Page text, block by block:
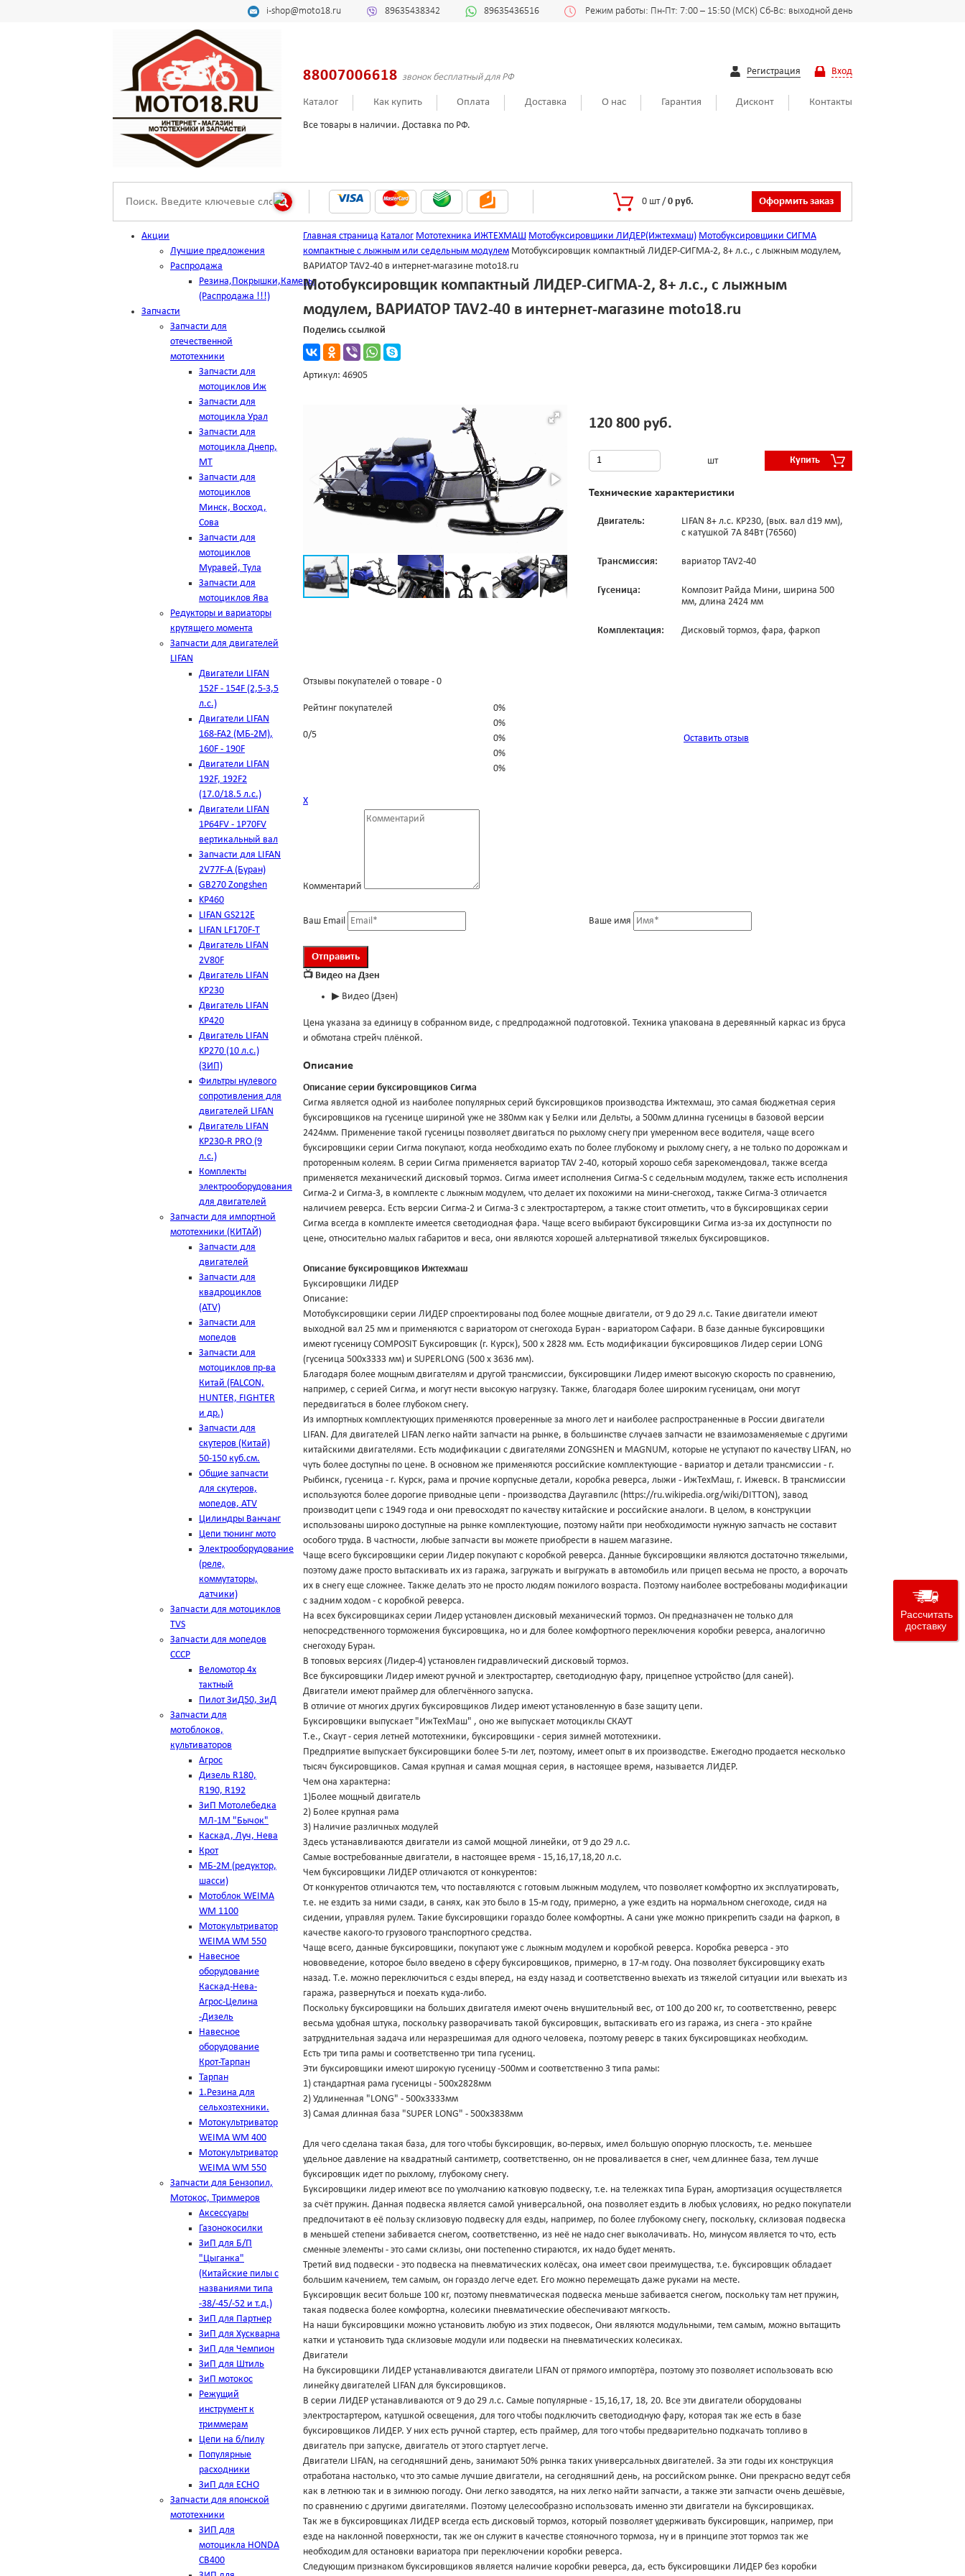
i-shop@moto18.ru 89635438342 89635436516 Режим работы: Пн-Пт: 7:00 – 15:50 (МСК) Сб-Вс: выходной день
88007006618 звонок бесплатный для РФ
Регистрация Вход
Каталог Как купить Оплата Доставка О нас Гарантия Дисконт Контакты
Все товары в наличии. Доставка по РФ.
0 шт / 0 руб. Оформить заказ
Акции
Лучшие предложения
Распродажа
Резина,Покрышки,Камеры
(Распродажа !!!)
Запчасти
Запчасти для
отечественной
мототехники
Запчасти для
мотоциклов Иж
Запчасти для
мотоцикла Урал
Запчасти для
мотоцикла Днепр,
МТ
Запчасти для
мотоциклов
Минск, Восход,
Сова
Запчасти для
мотоциклов
Муравей, Тула
Запчасти для
мотоциклов Ява
Редукторы и вариаторы
крутящего момента
Запчасти для двигателей
LIFAN
Двигатели LIFAN
152F - 154F (2,5-3,5
л.с.)
Двигатели LIFAN
168-FA2 (МБ-2М),
160F - 190F
Двигатели LIFAN
192F, 192F2
(17.0/18.5 л.с.)
Двигатели LIFAN
1Р64FV - 1Р70FV
вертикальный вал
Запчасти для LIFAN
2V77F-A (Буран)
GB270 Zongshen
KP460
LIFAN GS212E
LIFAN LF170F-T
Двигатель LIFAN
2V80F
Двигатель LIFAN
KP230
Двигатель LIFAN
KP420
Двигатель LIFAN
KP270 (10 л.с.)
(ЗИП)
Фильтры нулевого
сопротивления для
двигателей LIFAN
Двигатель LIFAN
KP230-R PRO (9
л.с.)
Комплекты
электрооборудования
для двигателей
Запчасти для импортной
мототехники (КИТАЙ)
Запчасти для
двигателей
Запчасти для
квадроциклов
(ATV)
Запчасти для
мопедов
Запчасти для
мотоциклов пр-ва
Китай (FALCON,
HUNTER, FIGHTER
и др.)
Запчасти для
скутеров (Китай)
50-150 куб.см.
Общие запчасти
для скутеров,
мопедов, ATV
Цилиндры Ванчанг
Цепи тюнинг мото
Электрооборудование
(реле,
коммутаторы,
датчики)
Запчасти для мотоциклов
TVS
Запчасти для мопедов
СССР
Веломотор 4х
тактный
Пилот ЗиД50, ЗиД
Запчасти для
мотоблоков,
культиваторов
Агрос
Дизель R180,
R190, R192
ЗиП Мотолебедка
МЛ-1М "Бычок"
Каскад, Луч, Нева
Крот
МБ-2М (редуктор,
шасси)
Мотоблок WEIMA
WM 1100
Мотокультриватор
WEIMA WM 550
Навесное
оборудование
Каскад-Нева-
Агрос-Целина
-Дизель
Навесное
оборудование
Крот-Тарпан
Тарпан
1.Резина для
сельхозтехники.
Мотокультриватор
WEIMA WM 400
Мотокультриватор
WEIMA WM 550
Запчасти для Бензопил,
Мотокос, Триммеров
Аксессуары
Газонокосилки
ЗиП для Б/П
"Цыганка"
(Китайские пилы с
названиями типа
-38/-45/-52 и т.д.)
ЗиП для Партнер
ЗиП для Хускварна
ЗиП для Чемпион
ЗиП для Штиль
ЗиП мотокос
Режущий
инструмент к
триммерам
Цепи на б/пилу
Популярные
расходники
ЗиП для ЕСНО
Запчасти для японской
мототехники
ЗИП для
мотоцикла HONDA
CB400
Главная страница Каталог Мототехника ИЖТЕХМАШ Мотобуксировщики ЛИДЕР(Ижтехмаш) Мотобуксировщики СИГМА
компактные с лыжным или седельным модулем Мотобуксировщик компактный ЛИДЕР-СИГМА-2, 8+ л.с., с лыжным модулем,
ВАРИАТОР TAV2-40 в интернет-магазине moto18.ru
Мотобуксировщик компактный ЛИДЕР-СИГМА-2, 8+ л.с., с лыжным
модулем, ВАРИАТОР TAV2-40 в интернет-магазине moto18.ru
Поделись ссылкой
Артикул: 46905
120 800 руб.
шт Купить
Технические характеристики
Двигатель:
LIFAN 8+ л.с. KP230, (вых. вал d19 мм),
с катушкой 7А 84Вт (76560)
Трансмиссия: вариатор TAV2-40
Гусеница:
Композит Райда Мини, ширина 500
мм, длина 2424 мм
Комплектация: Дисковый тормоз, фара, фаркоп
Отзывы покупателей о товаре - 0
Рейтинг покупателей
0/5
0%
0%
0%
0%
0%
Оставить отзыв
Х
Комментарий
Ваш Email Ваше имя
📺 Видео на Дзен
▶ Видео (Дзен)
Цена указана за единицу в собранном виде, с предпродажной подготовкой. Техника упакована в деревянный каркас из бруса
и обмотана стрейч плёнкой.
Описание
Описание серии буксировщиков Сигма
Сигма является одной из наиболее популярных серий буксировщиков производства Ижтехмаш, это самая бюджетная серия
буксировщиков на гусенице шириной уже не 380мм как у Белки или Дельты, а 500мм длинна гусеницы в базовой версии
2424мм. Применение такой гусеницы позволяет двигаться по рыхлому снегу при умеренном весе водителя, чаще всего
буксировщики серии Сигма покупают, когда необходимо ехать по более глубокому и рыхлому снегу, а не только по дорожкам и
проторенным колеям. В серии Сигма применяется вариатор TAV 2-40, который хорошо себя зарекомендовал, также всегда
применяется механический дисковый тормоз. Сигма имеет исполнения Сигма-S с седельным модулем, также есть исполнения
Сигма-2 и Сигма-3, в комплекте с лыжным модулем, что делает их похожими на мини-снегоход, также Сигма-3 отличается
наличием реверса. Есть версии Сигма-2 и Сигма-3 с электростартером, а также стоит отметить, что в буксировщиках серии
Сигма всегда в комплекте имеется светодиодная фара. Чаще всего выбирают буксировщики Сигма из-за их доступности по
цене, относительно малых габаритов и веса, они являются хорошей альтернативой тяжелых буксировщиков.
Описание буксировщиков Ижтехмаш
Буксировщики ЛИДЕР
Описание:
Мотобуксировщики серии ЛИДЕР спроектированы под более мощные двигатели, от 9 до 29 л.с. Такие двигатели имеют
выходной вал 25 мм и применяются с вариатором от снегохода Буран - вариатором Сафари. В базе данные буксировщики
имеют гусеницу COMPOSIT Буксировщик (г. Курск), 500 х 2828 мм. Есть модификации буксировщиков Лидер серии LONG
(гусеница 500х3333 мм) и SUPERLONG (500 х 3636 мм).
Благодаря более мощным двигателям и другой трансмиссии, буксировщики Лидер имеют высокую скорость по сравнению,
например, с серией Сигма, и могут нести высокую нагрузку. Также, благодаря более широким гусеницам, они могут
передвигаться в более глубоком снегу.
Из импортных комплектующих применяются проверенные за много лет и наиболее распространенные в России двигатели
LIFAN. Для двигателей LIFAN легко найти запчасти на рынке, в большинстве случаев запчасти не взаимозаменяемые с другими
китайскими двигателями. Есть модификации с двигателями ZONGSHEN и MAGNUM, которые не уступают по качеству LIFAN, но
чуть более доступны по цене. В основном же применяются российские комплектующие - вариатор и детали трансмиссии - г.
Рыбинск, гусеница - г. Курск, рама и прочие корпусные детали, коробка реверса, лыжи - ИжТехМаш, г. Ижевск. В трансмиссии
используются более дорогие приводные цепи - производства Даугавпилс (https://ru.wikipedia.org/wiki/DITTON), завод
производит цепи с 1949 года и они превосходят по качеству китайские и российские аналоги. В целом, в конструкции
использованы широко доступные на рынке комплектующие, поэтому найти при необходимости нужную запчасть не составит
особого труда. В частности, любые запчасти вы можете приобрести в нашем магазине.
Чаще всего буксировщики серии Лидер покупают с коробкой реверса. Данные буксировщики являются достаточно тяжелыми,
поэтому даже просто вытаскивать их из гаража, загружать и выгружать в автомобиль или прицеп весьма не просто, а ворочать
их в снегу еще сложнее. Также делать это не просто людям пожилого возраста. Поэтому наиболее востребованы модификации
с задним ходом - с коробкой реверса.
На всех буксировщиках серии Лидер установлен дисковый механический тормоз. Он предназначен не только для
непосредственного торможения буксировщика, но и для более комфортного переключения коробки реверса, аналогично
снегоходу Буран.
В топовых версиях (Лидер-4) установлен гидравлический дисковый тормоз.
Все буксировщики Лидер имеют ручной и электростартер, светодиодную фару, прицепное устройство (для саней).
Двигатели имеют праймер для облегчённого запуска.
В отличие от многих других буксировщиков Лидер имеют установленную в базе защиту цепи.
Буксировщики выпускает "ИжТехМаш" , оно же выпускает мотоциклы СКАУТ
Т.е., Скаут - серия летней мототехники, буксировщики - серия зимней мототехники.
Предприятие выпускает буксировщики более 5-ти лет, поэтому, имеет опыт в их производстве. Ежегодно продается несколько
тысяч буксировщиков. Самая крупная и самая мощная серия, в настоящее время, называется ЛИДЕР.
Чем она характерна:
1)Более мощный двигатель
2) Более крупная рама
3) Наличие различных модулей
Здесь устанавливаются двигатели из самой мощной линейки, от 9 до 29 л.с.
Самые востребованные двигатели, в настоящее время - 15,16,17,18,20 л.с.
Чем буксировщики ЛИДЕР отличаются от конкурентов:
От конкурентов отличаются тем, что поставляются с готовым лыжным модулем, что позволяет комфортно их эксплуатировать,
т.е. не ездить за ними сзади, в санях, как это было в 15-м году, примерно, а уже ездить на нормальном снегоходе, сидя на
сидении, управляя рулем. Такие буксировщики гораздо более комфортны. А сани уже можно прикрепить сзади на фаркоп, в
качестве какого-то грузового транспортного средства.
Чаще всего, данные буксировщики, покупают уже с лыжным модулем и коробкой реверса. Коробка реверса - это
нововведение, которое было введено в сферу буксировщиков, примерно, в 17-м году. Она позволяет буксировщику ехать
назад. Т.е. можно переключиться с езды вперед, на езду назад и соответственно выехать из тяжелой ситуации или выехать из
гаража, развернуться и поехать куда-либо.
Поскольку буксировщики на больших двигателя имеют очень внушительный вес, от 100 до 200 кг, то соответственно, реверс
весьма удобная штука, поскольку разворачивать такой буксировщик, вытаскивать его из гаража, из снега - это крайне
затруднительная задача или неразрешимая для одного человека, поэтому реверс в таких буксировщиках необходим.
Есть три типа рамы и соответственно три типа гусениц.
Эти буксировщики имеют широкую гусеницу -500мм и соответственно 3 типа рамы:
1) стандартная рама гусеницы - 500х2828мм
2) Удлиненная "LONG" - 500х3333мм
3) Самая длинная база "SUPER LONG" - 500х3838мм
Для чего сделана такая база, для того чтобы буксировщик, во-первых, имел большую опорную плоскость, т.е. меньшее
удельное давление на квадратный сантиметр, соответственно, он не проваливается в снег, чем длиннее база, тем лучше
буксировщик идет по рыхлому, глубокому снегу.
Буксировщики лидер имеют все по умолчанию катковую подвеску, т.е. на тележках типа Буран, амортизация осуществляется
за счёт пружин. Данная подвеска является самой универсальной, она позволяет ездить в любых условиях, но редко покупатели
предпочитают в её пользу склизовую подвеску для езды, например, по более глубокому снегу, поскольку, склизовая подвеска
в меньшей степени забивается снегом, соответственно, из неё не надо снег выколачивать. Но, минусом является то что, есть
сменные элементы - это сами склизы, они постепенно стираются, их надо будет менять.
Третий вид подвески - это подвеска на пневматических колёсах, она имеет свои преимущества, т.е. буксировщик обладает
большим качением, тем самым, он гораздо легче едет. Его можно перемещать даже руками на месте.
Буксировщик весит больше 100 кг, поэтому пневматическая подвеска меньше забивается снегом, поскольку там нет пружин,
такая подвеска более комфортна, колесики пневматические обеспечивают мягкость.
На наши буксировщики можно установить любую из этих подвесок, Они являются модульными, тем самым, можно вытащить
катки и установить туда склизовые модули или подвески на пневматических колесиках.
Двигатели
На буксировщики ЛИДЕР устанавливаются двигатели LIFAN от прямого импортёра, поэтому это позволяет использовать всю
линейку двигателей LIFAN для буксировщиков.
В серии ЛИДЕР устанавливаются от 9 до 29 л.с. Самые популярные - 15,16,17, 18, 20. Все эти двигатели оборудованы
электростартером, катушкой освещения, для того чтобы подключить светодиодную фару, которая так же есть в базе
буксировщиков ЛИДЕР. У них есть ручной стартер, есть праймер, для того чтобы предварительно подкачать топливо в
двигатель при запуске, двигатель от этого стартует легче.
Двигатели LIFAN, на сегодняшний день, занимают 50% рынка таких универсальных двигателей. За эти годы их конструкция
отработана настолько, что это самые лучшие двигатели, на сегодняшний день, на российском рынке. Они прекрасно ведут себя
как в летнюю так и в зимнюю погоду. Они легко заводятся, на них легко найти запчасти, а также эти запчасти очень дешёвые,
по сравнению с другими двигателями. Поэтому целесообразно использовать именно эти двигатели на буксировщиках.
Так же в буксировщиках ЛИДЕР всегда есть дисковый тормоз, который позволяет удерживать буксировщик, например, при
езде на наклонной поверхности, так же он служит в качестве стояночного тормоза, ну и в принципе этот тормоз так же
необходим для остановки вариатора при переключении коробки реверса.
Следующим признаком буксировщиков является наличие коробки реверса, да, есть буксировщики ЛИДЕР без коробки
Рассчитать
доставку